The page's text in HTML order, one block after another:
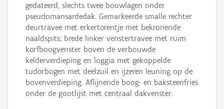
gedateerd, slechts twee bouwlagen onder
pseudomansardedak. Gemarkeerde smalle rechter
deurtravee met erkertorentje met bekronende
naaldspits; brede linker venstertravee met ruim
korfboogvenster boven de verbouwde
kelderverdieping en loggia met gekoppelde
tudorbogen met deelzuil en ijzeren leuning op de
bovenverdieping. Aflijnende boog- en baksteenfries
onder de gootlijst met centraal dakvenster.